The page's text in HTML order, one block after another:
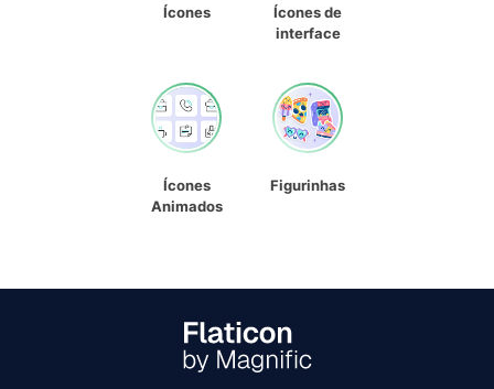
Ícones
Ícones de
interface
Ícones
Animados
Figurinhas